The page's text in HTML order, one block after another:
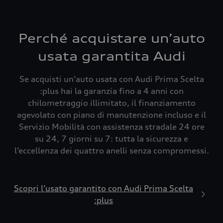
Perché acquistare un’auto
usata garantita Audi
Se acquisti un’auto usata con Audi Prima Scelta
:plus hai la garanzia fino a 4 anni con
chilometraggio illimitato, il finanziamento
agevolato con piano di manutenzione incluso e il
Servizio Mobilità con assistenza stradale 24 ore
su 24, 7 giorni su 7: tutta la sicurezza e
l’eccellenza dei quattro anelli senza compromessi.
Scopri l’usato garantito con Audi Prima Scelta
:plus